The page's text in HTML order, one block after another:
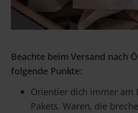
Beachte beim Versand nach
folgende Punkte:
Orientier dich immer am
Pakets. Waren, die